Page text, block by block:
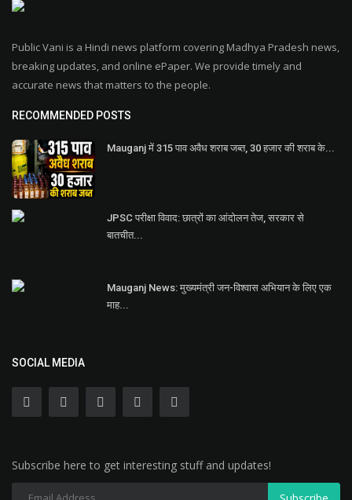
Public Vani is a Hindi news platform covering Madhya Pradesh news,
breaking updates, and online ePaper. We provide timely and
accurate news that matters to the people.
RECOMMENDED POSTS
Mauganj में 315 पाव अवैध शराब जब्त, 30 हजार की शराब के...
JPSC परीक्षा विवाद: छात्रों का आंदोलन तेज, सरकार से
बातचीत...
Mauganj News: मुख्यमंत्री जन-विश्वास अभियान के लिए एक
माह...
SOCIAL MEDIA
Subscribe here to get interesting stuff and updates!